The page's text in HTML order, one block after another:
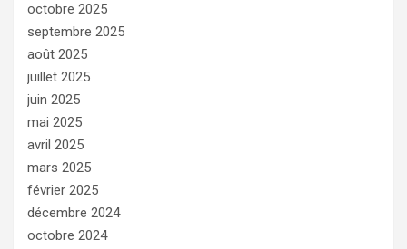
octobre 2025
septembre 2025
août 2025
juillet 2025
juin 2025
mai 2025
avril 2025
mars 2025
février 2025
décembre 2024
octobre 2024